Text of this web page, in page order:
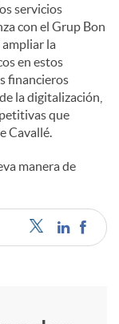
servicios
con el Grup Bon
la
en estos
financieros
la digitalización,
que
Cavallé.
manera de